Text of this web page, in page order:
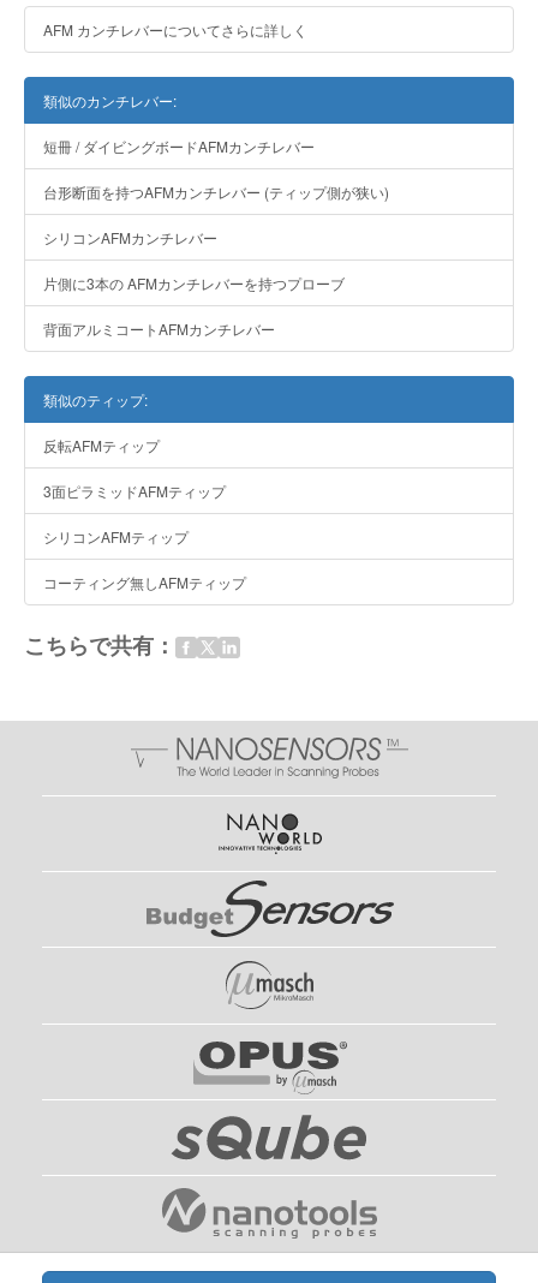
AFM カンチレバーについてさらに詳しく
類似のカンチレバー:
短冊 / ダイビングボードAFMカンチレバー
台形断面を持つAFMカンチレバー (ティップ側が狭い)
シリコンAFMカンチレバー
片側に3本の AFMカンチレバーを持つプローブ
背面アルミコートAFMカンチレバー
類似のティップ:
反転AFMティップ
3面ピラミッドAFMティップ
シリコンAFMティップ
コーティング無しAFMティップ
こちらで共有：